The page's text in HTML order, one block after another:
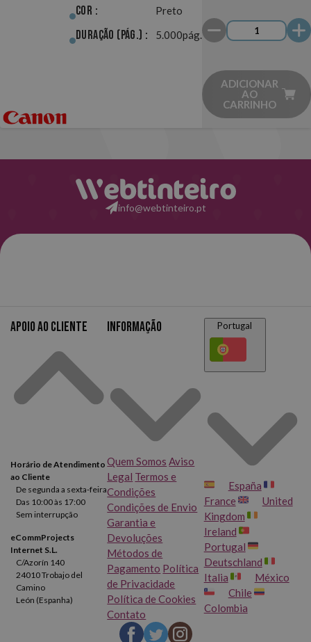
Cor : Preto
Duração (pág.) : 5.000pág.
ADICIONAR
AO
CARRINHO
info@webtinteiro.pt
Apoio ao cliente
Horário de Atendimento
ao Cliente
De segunda a sexta-feira
Das 10:00 às 17:00
Sem interrupção
eCommProjects
Internet S.L.
C/Azorín 140
24010 Trobajo del
Camino
León (Espanha)
Informação
Quem Somos Aviso
Legal Termos e
Condições
Condições de Envio
Garantia e
Devoluções
Métodos de
Pagamento Política
de Privacidade
Política de Cookies
Contato
Portugal
España
France
United
Kingdom
Ireland
Portugal
Deutschland
Italia
México
Chile
Colombia